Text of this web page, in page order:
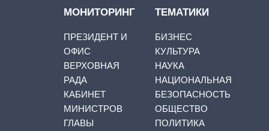
МОНИТОРИНГ
ПРЕЗИДЕНТ И
ОФИС
ВЕРХОВНАЯ
РАДА
КАБИНЕТ
МИНИСТРОВ
ГЛАВЫ
ТЕМАТИКИ
БИЗНЕС
КУЛЬТУРА
НАУКА
НАЦИОНАЛЬНАЯ
БЕЗОПАСНОСТЬ
ОБЩЕСТВО
ПОЛИТИКА